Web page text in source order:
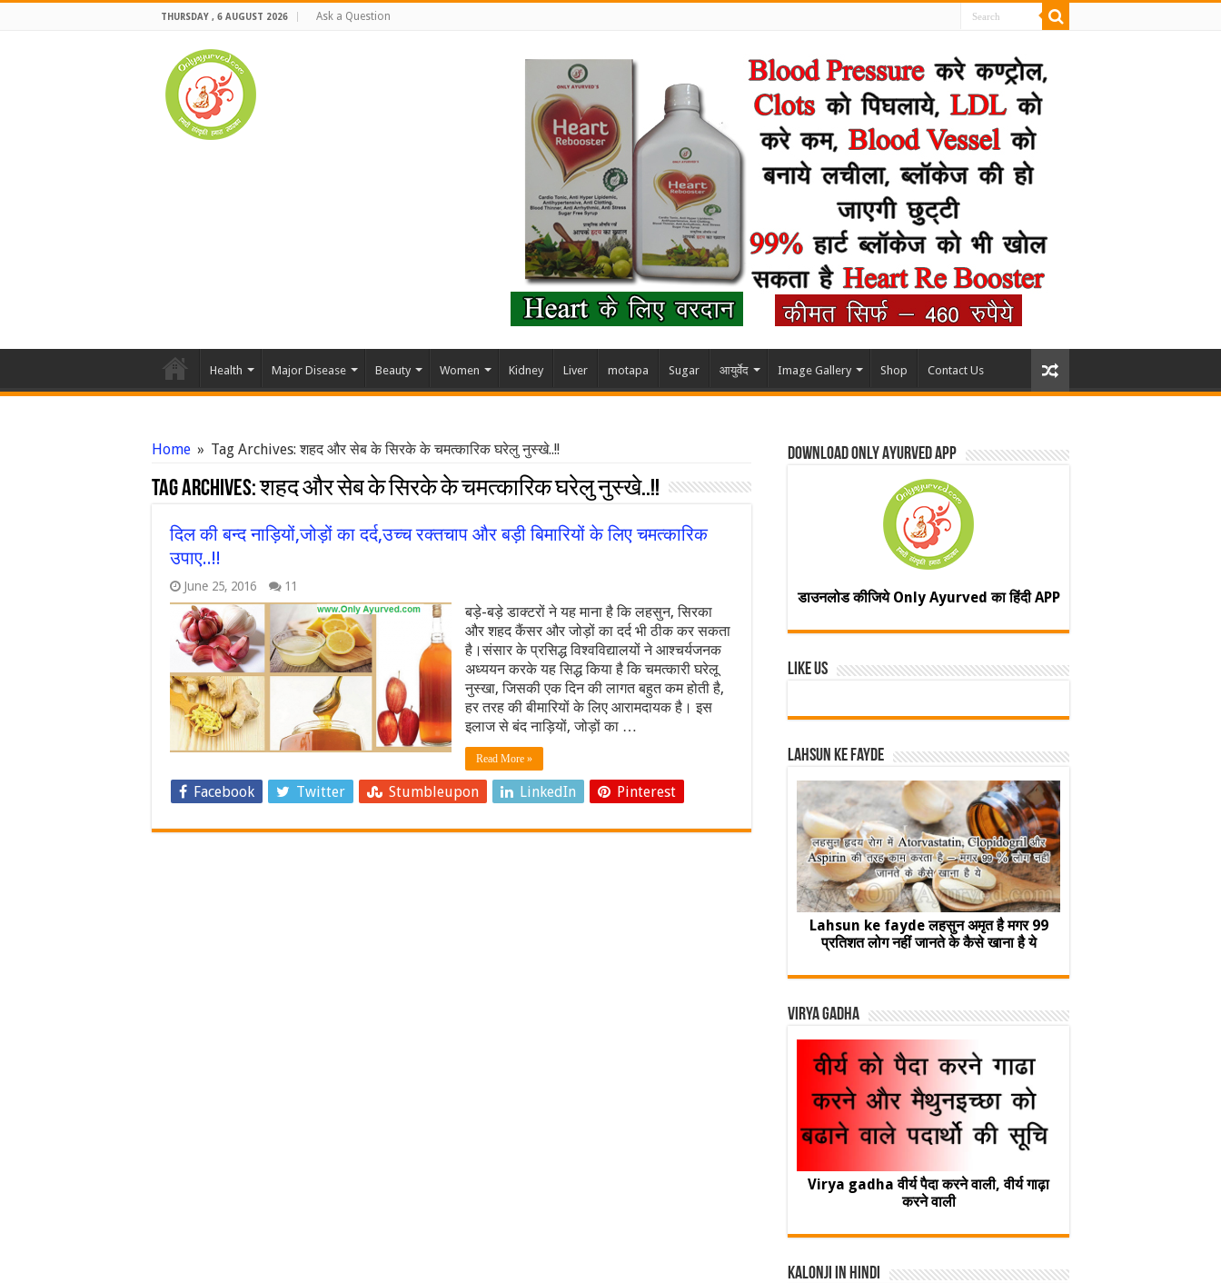
THURSDAY , 6 AUGUST 2026 Ask a Question
Health Major Disease Beauty Women Kidney Liver motapa Sugar आयुर्वेद Image Gallery Shop Contact Us
Home » Tag Archives: शहद और सेब के सिरके के चमत्कारिक घरेलु नुस्खे..!!
Tag Archives:शहद और सेब के सिरके के चमत्कारिक घरेलु नुस्खे..!!
दिल की बन्द नाड़ियों,जोड़ों का दर्द,उच्च रक्तचाप और बड़ी बिमारियों के लिए चमत्कारिक
उपाए..!!
June 25, 2016 11
बड़े-बड़े डाक्टरों ने यह माना है कि लहसुन, सिरका
और शहद कैंसर और जोड़ों का दर्द भी ठीक कर सकता
है।संसार के प्रसिद्ध विश्वविद्यालयों ने आश्चर्यजनक
अध्ययन करके यह सिद्ध किया है कि चमत्कारी घरेलू
नुस्खा, जिसकी एक दिन की लागत बहुत कम होती है,
हर तरह की बीमारियों के लिए आरामदायक है। इस
इलाज से बंद नाड़ियों, जोड़ों का …
Read More »
Facebook Twitter Stumbleupon LinkedIn Pinterest
Download Only Ayurved App
डाउनलोड कीजिये Only Ayurved का हिंदी APP
Like Us
Lahsun ke fayde
Lahsun ke fayde लहसुन अमृत है मगर 99
प्रतिशत लोग नहीं जानते के कैसे खाना है ये
Virya Gadha
Virya gadha वीर्य पैदा करने वाली, वीर्य गाढ़ा
करने वाली
Kalonji In Hindi